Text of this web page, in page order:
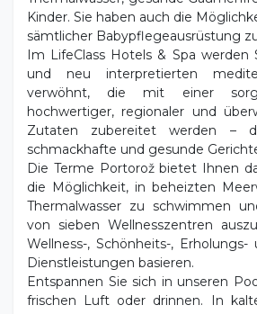
sämtlicher Babypflegeausrüstung
Im LifeClass Hotels & Spa werden
und neu interpretierten
verwöhnt, die mit einer
hochwertiger, regionaler und
Zutaten zubereitet werden –
schmackhafte und gesunde
Die Terme Portorož bietet Ihnen
die Möglichkeit, in beheizten
Thermalwasser zu schwimmen
von sieben Wellnesszentren
Wellness-, Schönheits-,
Dienstleistungen basieren.
Entspannen Sie sich in unseren
frischen Luft oder drinnen. In
Wasser. Jederzeit, 365 Tage im